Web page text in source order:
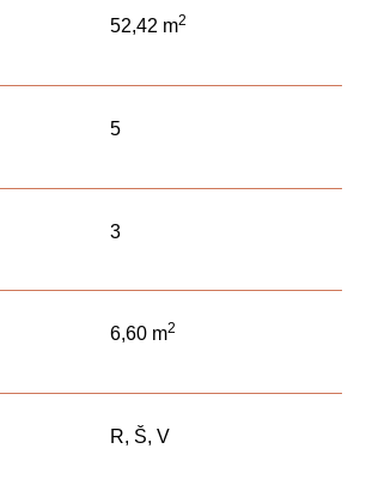
52,42 m2
5
3
6,60 m2
R, Š, V